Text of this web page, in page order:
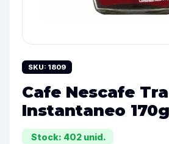
SKU: 1809
Cafe Nescafe
Instantaneo 170g
Stock: 402 unid.